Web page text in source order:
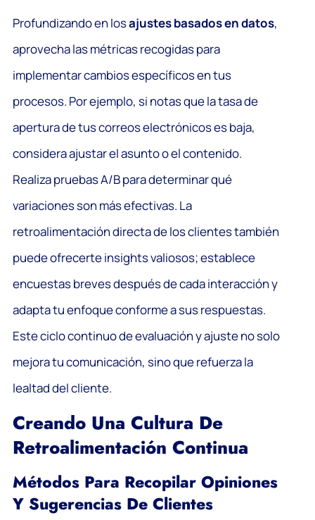
Profundizando en losajustes basados en datos,
aprovecha las métricas recogidas para
implementar cambios específicos en tus
procesos. Por ejemplo, si notas que la tasa de
apertura de tus correos electrónicos es baja,
considera ajustar el asunto o el contenido.
Realiza pruebas A/B para determinar qué
variaciones son más efectivas. La
retroalimentación directa de los clientes también
puede ofrecerte insights valiosos; establece
encuestas breves después de cada interacción y
adapta tu enfoque conforme a sus respuestas.
Este ciclo continuo de evaluación y ajuste no solo
mejora tu comunicación, sino que refuerza la
lealtad del cliente.
Creando Una Cultura De
Retroalimentación Continua
Métodos Para Recopilar Opiniones
Y Sugerencias De Clientes